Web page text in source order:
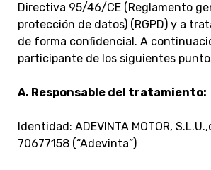
Directiva 95/46/CE (Reglamento
protección de datos) (RGPD) y a
de forma confidencial. A
participante de los siguientes
A. Responsable del tratamiento:
Identidad: ADEVINTA MOTOR,
70677158 (“Adevinta”)